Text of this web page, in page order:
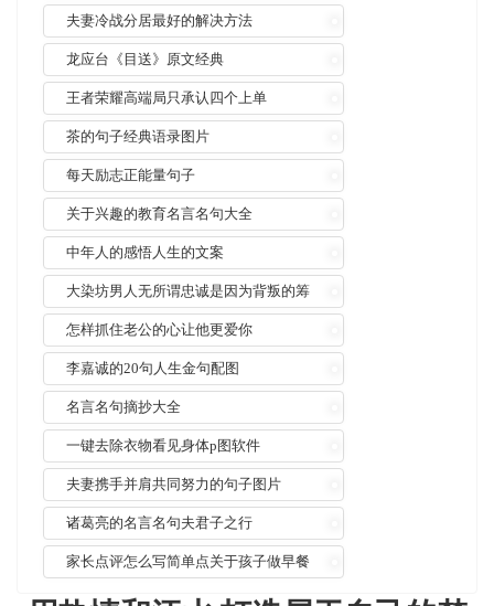
夫妻冷战分居最好的解决方法
龙应台《目送》原文经典
王者荣耀高端局只承认四个上单
茶的句子经典语录图片
每天励志正能量句子
关于兴趣的教育名言名句大全
中年人的感悟人生的文案
大染坊男人无所谓忠诚是因为背叛的筹
码太低什么意思
怎样抓住老公的心让他更爱你
李嘉诚的20句人生金句配图
名言名句摘抄大全
一键去除衣物看见身体p图软件
夫妻携手并肩共同努力的句子图片
诸葛亮的名言名句夫君子之行
家长点评怎么写简单点关于孩子做早餐